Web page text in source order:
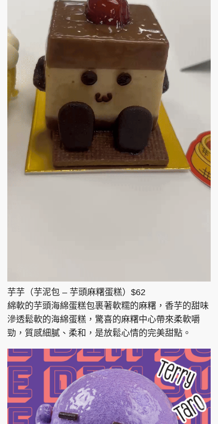
芋芋（芋泥包 – 芋頭麻糬蛋糕）$62
綿軟的芋頭海綿蛋糕包裹著軟糯的麻糬，香芋的甜味
滲透鬆軟的海綿蛋糕，驚喜的麻糬中心帶來柔軟嚼
勁，質感細膩、柔和，是放鬆心情的完美甜點。